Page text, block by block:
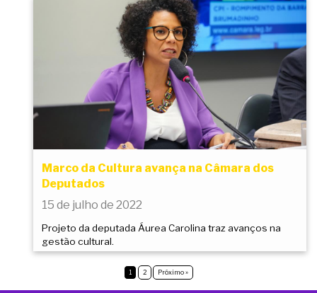
Marco da Cultura avança na Câmara dos
Deputados
15 de julho de 2022
Projeto da deputada Áurea Carolina traz avanços na
gestão cultural.
1 2 Próximo »